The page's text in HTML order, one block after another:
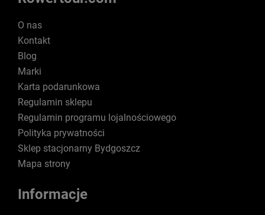
O nas
Kontakt
Blog
Marki
Karta podarunkowa
Regulamin sklepu
Regulamin programu lojalnościowego
Polityka prywatności
Sklep stacjonarny Bydgoszcz
Mapa strony
Informacje